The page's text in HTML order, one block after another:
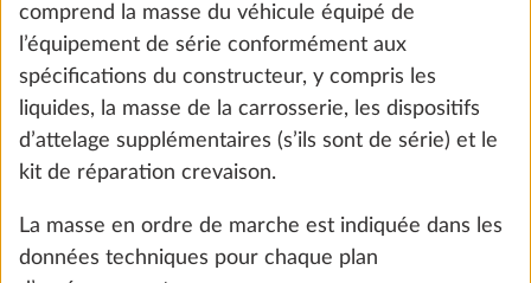
comprend la masse du véhicule équipé de
l’équipement de série conformément aux
spécifications du constructeur, y compris les
liquides, la masse de la carrosserie, les dispositifs
d’attelage supplémentaires (s’ils sont de série) et le
kit de réparation crevaison.
La masse en ordre de marche est indiquée dans les
données techniques pour chaque plan